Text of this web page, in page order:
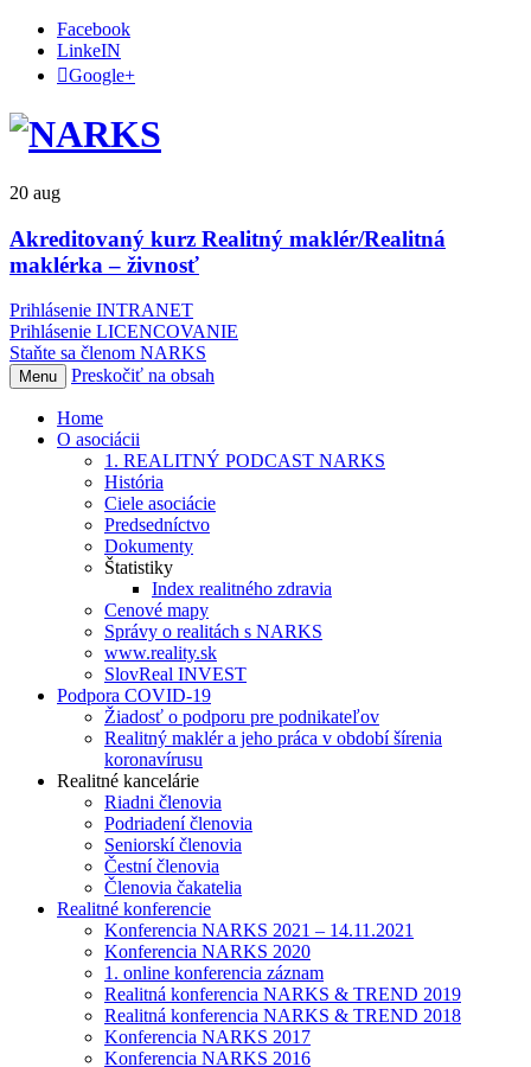
Facebook
LinkeIN
Google+
20 aug
Akreditovaný kurz Realitný maklér/Realitná
maklérka – živnosť
Prihlásenie INTRANET
Prihlásenie LICENCOVANIE
Staňte sa členom NARKS
Menu Preskočiť na obsah
Home
O asociácii
1. REALITNÝ PODCAST NARKS
História
Ciele asociácie
Predsedníctvo
Dokumenty
Štatistiky
Index realitného zdravia
Cenové mapy
Správy o realitách s NARKS
www.reality.sk
SlovReal INVEST
Podpora COVID-19
Žiadosť o podporu pre podnikateľov
Realitný maklér a jeho práca v období šírenia
koronavírusu
Realitné kancelárie
Riadni členovia
Podriadení členovia
Seniorskí členovia
Čestní členovia
Členovia čakatelia
Realitné konferencie
Konferencia NARKS 2021 – 14.11.2021
Konferencia NARKS 2020
1. online konferencia záznam
Realitná konferencia NARKS & TREND 2019
Realitná konferencia NARKS & TREND 2018
Konferencia NARKS 2017
Konferencia NARKS 2016